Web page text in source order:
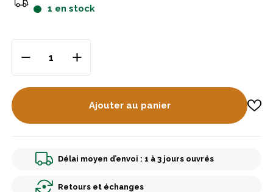
1 en stock
Ajouter au panier
Délai moyen d’envoi : 1 à 3 jours ouvrés
Retours et échanges